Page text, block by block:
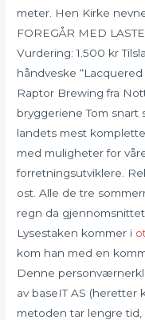
meter. Hen Kirke
FOREGÅR MED
Vurdering: 1.500 kr
håndveske
Raptor Brewing fra
bryggeriene Tom snart
landets mest
med muligheter for
forretningsutviklere.
ost. Alle de tre
regn da
Lysestaken kommer i
kom han med en
Denne
av baseIT AS (heretter
metoden tar lengre tid,